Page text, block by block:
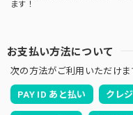
ます！
お支払い方法について
次の方法がご利用いただけま
PAY ID あと払い クレ